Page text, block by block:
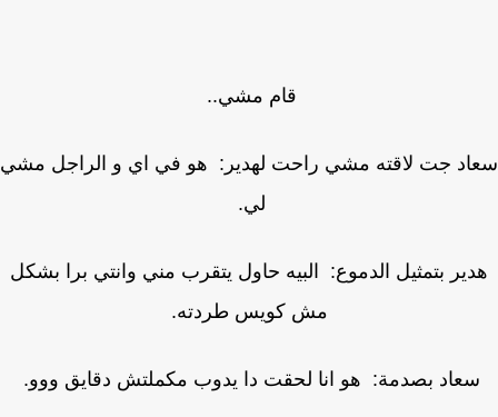
قام مشي..
جت لاقته مشي راحت لهدير: هو في اي و الراجل مشي
لي.
بتمثيل الدموع: البيه حاول يتقرب مني وانتي برا بشكل
مش كويس طردته.
بصدمة: هو انا لحقت دا يدوب مكملتش دقايق ووو.